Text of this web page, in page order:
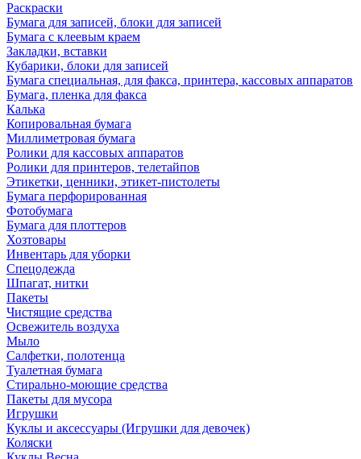
Раскраски
Бумага для записей, блоки для записей
Бумага с клеевым краем
Закладки, вставки
Кубарики, блоки для записей
Бумага специальная, для факса, принтера, кассовых аппаратов
Бумага, пленка для факса
Калька
Копировальная бумага
Миллиметровая бумага
Ролики для кассовых аппаратов
Ролики для принтеров, телетайпов
Этикетки, ценники, этикет-пистолеты
Бумага перфорированная
Фотобумага
Бумага для плоттеров
Хозтовары
Инвентарь для уборки
Спецодежда
Шпагат, нитки
Пакеты
Чистящие средства
Освежитель воздуха
Мыло
Салфетки, полотенца
Туалетная бумага
Стирально-моющие средства
Пакеты для мусора
Игрушки
Куклы и аксессуары (Игрушки для девочек)
Коляски